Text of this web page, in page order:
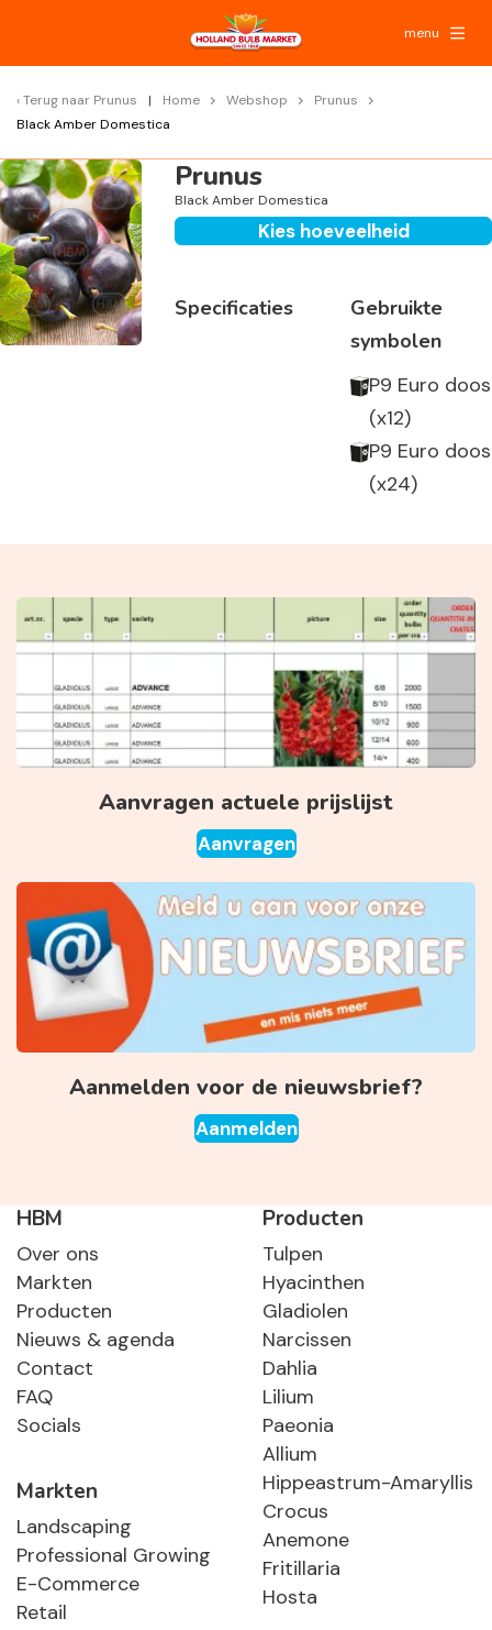
menu
Terug naar Prunus Home Webshop
Prunus
Black Amber Domestica
Prunus
Black Amber Domestica
Kies hoeveelheid
Specificaties
Gebruikte
symbolen
P9 Euro doos
(x12)
P9 Euro doos
(x24)
Aanvragen actuele prijslijst
Aanvragen
Aanmelden voor de nieuwsbrief?
Aanmelden
HBM
Over ons
Markten
Producten
Nieuws & agenda
Contact
FAQ
Socials
Markten
Landscaping
Professional Growing
E-Commerce
Retail
Producten
Tulpen
Hyacinthen
Gladiolen
Narcissen
Dahlia
Lilium
Paeonia
Allium
Hippeastrum-Amaryllis
Crocus
Anemone
Fritillaria
Hosta